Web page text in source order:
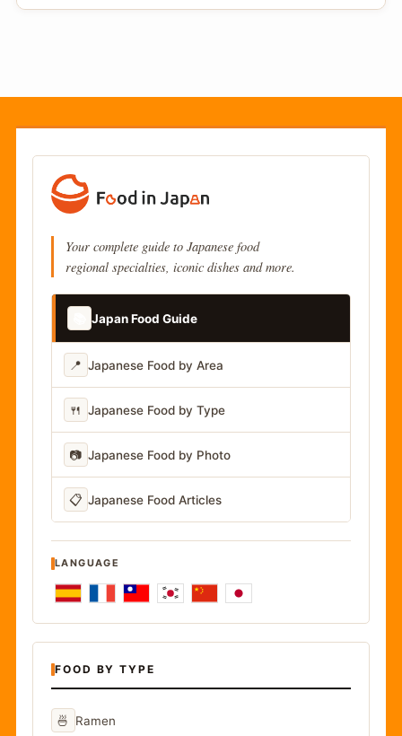
Your complete guide to Japanese food
regional specialties, iconic dishes and more.
Japan Food Guide
📍 Japanese Food by Area
🍴 Japanese Food by Type
📷 Japanese Food by Photo
📋 Japanese Food Articles
LANGUAGE
FOOD BY TYPE
🍜 Ramen